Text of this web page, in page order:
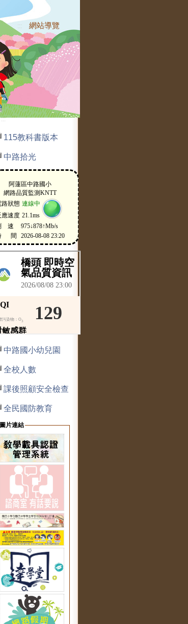
::: 網站導覽
:::
115教科書版本
中路拾光
中路國小幼兒園
全校人數
課後照顧安全檢查
全民國防教育
圖片連結